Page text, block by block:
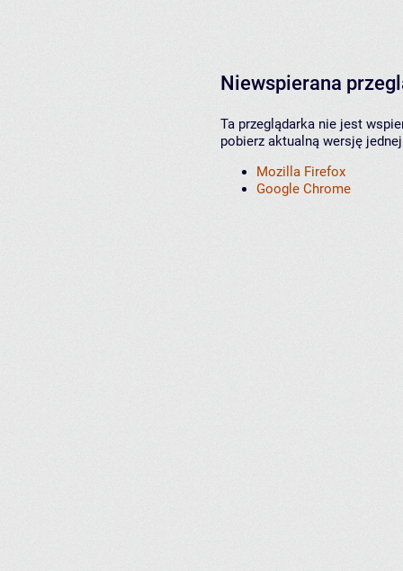
Niewspierana
Ta przeglądarka nie jest
pobierz aktualną wersję
Mozilla Firefox
Google Chrome